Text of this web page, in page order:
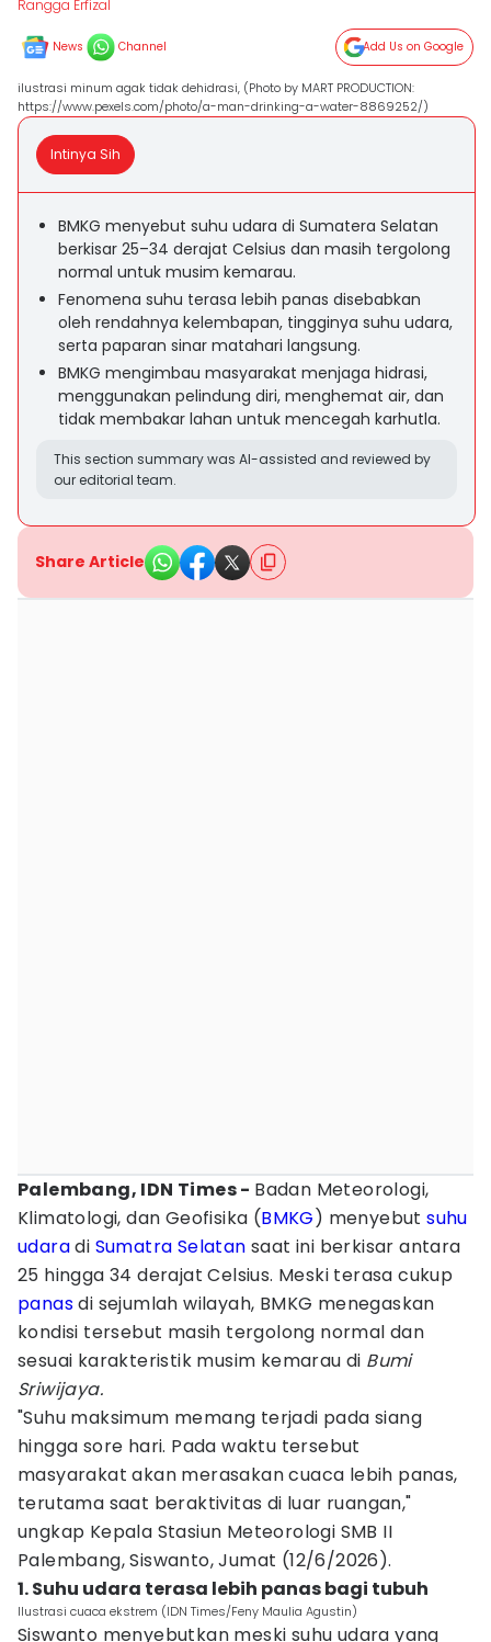
Rangga Erfizal
News Channel Add Us on Google
ilustrasi minum agak tidak dehidrasi, (Photo by MART PRODUCTION:
https://www.pexels.com/photo/a-man-drinking-a-water-8869252/)
Intinya Sih
BMKG menyebut suhu udara di Sumatera Selatan
berkisar 25–34 derajat Celsius dan masih tergolong
normal untuk musim kemarau.
Fenomena suhu terasa lebih panas disebabkan
oleh rendahnya kelembapan, tingginya suhu udara,
serta paparan sinar matahari langsung.
BMKG mengimbau masyarakat menjaga hidrasi,
menggunakan pelindung diri, menghemat air, dan
tidak membakar lahan untuk mencegah karhutla.
This section summary was AI-assisted and reviewed by
our editorial team.
Share Article
Palembang, IDN Times - Badan Meteorologi,
Klimatologi, dan Geofisika (BMKG) menyebutsuhu
udaradi Sumatra Selatan saat ini berkisar antara
25 hingga 34 derajat Celsius. Meski terasa cukup
panasdi sejumlah wilayah, BMKG menegaskan
kondisi tersebut masih tergolong normal dan
sesuai karakteristik musim kemarau di Bumi
Sriwijaya.
"Suhu maksimum memang terjadi pada siang
hingga sore hari. Pada waktu tersebut
masyarakat akan merasakan cuaca lebih panas,
terutama saat beraktivitas di luar ruangan,"
ungkap Kepala Stasiun Meteorologi SMB II
Palembang, Siswanto, Jumat (12/6/2026).
1. Suhu udara terasa lebih panas bagi tubuh
Ilustrasi cuaca ekstrem (IDN Times/Feny Maulia Agustin)
Siswanto menyebutkan meski suhu udara yang